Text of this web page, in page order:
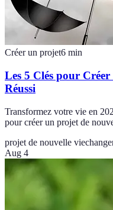
Créer un projet6 min
Les 5 Clés pour
Réussi
Transformez votre vie en
pour créer un projet de
projet de nouvelle vie
Aug 4